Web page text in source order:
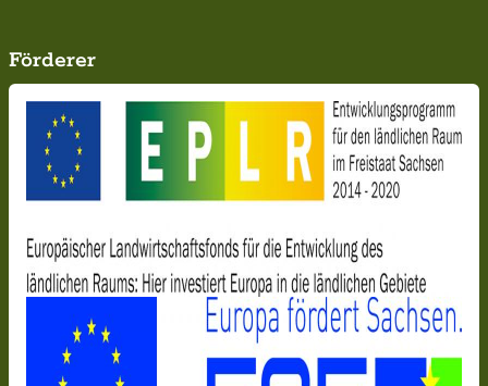
Förderer